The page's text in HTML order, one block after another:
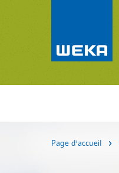
Page d'accueil